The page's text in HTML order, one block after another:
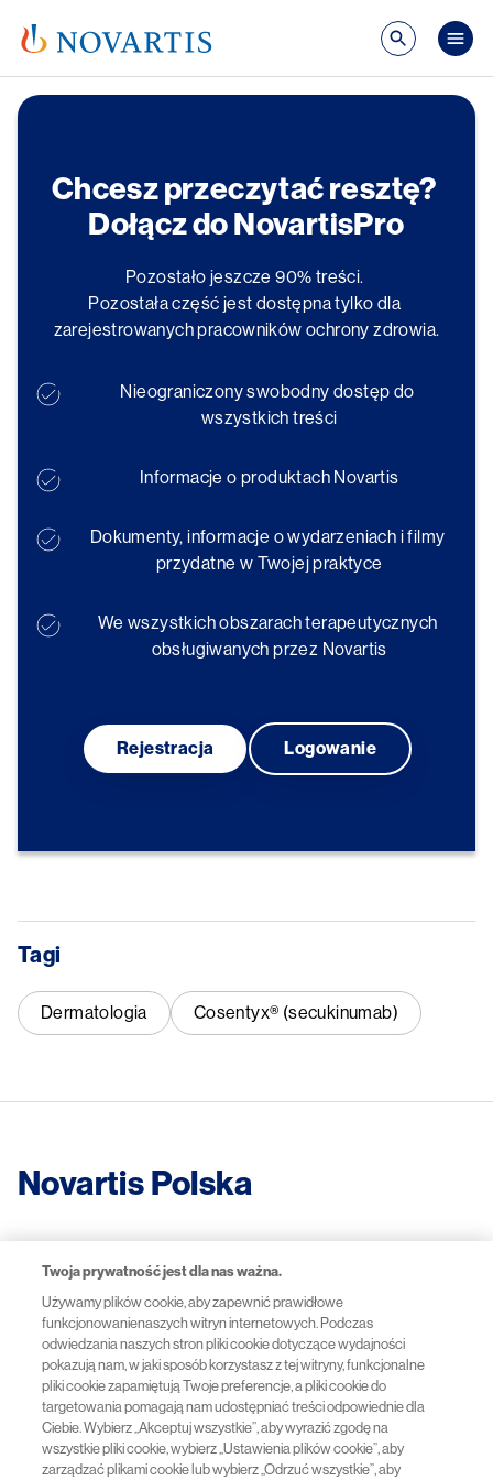
Chcesz przeczytać resztę?
Dołącz do NovartisPro
Pozostało jeszcze 90% treści.
Pozostała część jest dostępna tylko dla
zarejestrowanych pracowników ochrony zdrowia.
Nieograniczony swobodny dostęp do
wszystkich treści
Informacje o produktach Novartis
Dokumenty, informacje o wydarzeniach i filmy
przydatne w Twojej praktyce
We wszystkich obszarach terapeutycznych
obsługiwanych przez Novartis
Rejestracja Logowanie
Tagi
Dermatologia Cosentyx® (secukinumab)
Novartis Polska
pracowników systemu ochrony zdrowia w Polsce
FA-11488641-1 07/2026
Przydatne linki
Polityka prywatności
Twoja prywatność jest dla nas ważna.
Używamy plików cookie, aby zapewnić prawidłowe
funkcjonowanienaszych witryn internetowych. Podczas
odwiedzania naszych stron pliki cookie dotyczące wydajności
pokazują nam, w jaki sposób korzystasz z tej witryny, funkcjonalne
pliki cookie zapamiętują Twoje preferencje, a pliki cookie do
targetowania pomagają nam udostępniać treści odpowiednie dla
Ciebie. Wybierz „Akceptuj wszystkie”, aby wyrazić zgodę na
wszystkie pliki cookie, wybierz „Ustawienia plików cookie”, aby
zarządzać plikami cookie lub wybierz „Odrzuć wszystkie”, aby